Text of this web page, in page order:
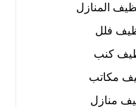
فلل
كنب
مكاتب
منازل